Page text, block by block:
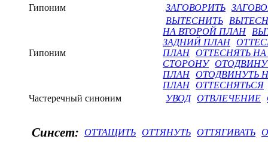
Гипоним
ЗАГОВОРИТЬ
Гипоним
ВЫТЕСНИТЬ
НА ВТОРОЙ ПЛАН
ЗАДНИЙ ПЛАН
ПЛАН ОТТЕСНЯТЬ
СТОРОНУ
ПЛАН ОТОДВИНУТЬ
ПЛАН ОТТЕСНЯТЬСЯ
Частеречный синоним
УВОД ОТВЛЕЧЕНИЕ
Синсет: ОТТАЩИТЬ ОТТЯНУТЬ ОТТЯГИВАТЬ